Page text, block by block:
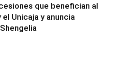
que benefician al
Unicaja y anuncia